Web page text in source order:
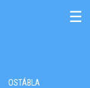
☰
OSTÁBLA